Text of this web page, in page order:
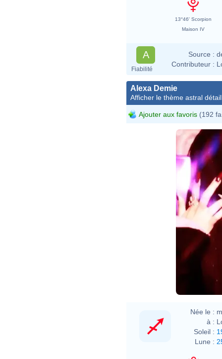
13°46' Scorpion
Maison IV
A
Fiabilité
Source :
Contributeur :
Alexa Demie
Afficher le thème astral
Ajouter aux favoris (192
Née le :
à :
Soleil :
Lune :